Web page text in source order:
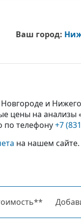
Ваш город:
и
цены на анализы
по телефону+7
на нашем сайте.